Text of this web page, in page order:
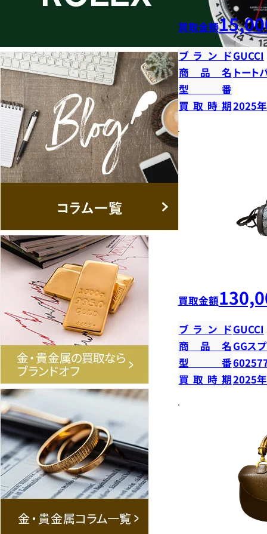
買取金額
ブランドGUCCI
商品名 トート
型番
買取時期2025
買取金額
ブランドGUCCI
商品名 GGス
型番
買取時期2025